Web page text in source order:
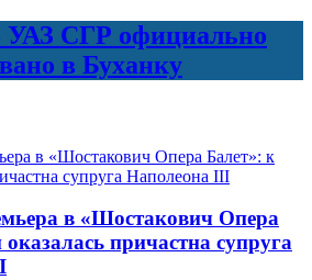
УАЗ СГР официально
в Буханку
в «Шостакович Опера
причастна супруга